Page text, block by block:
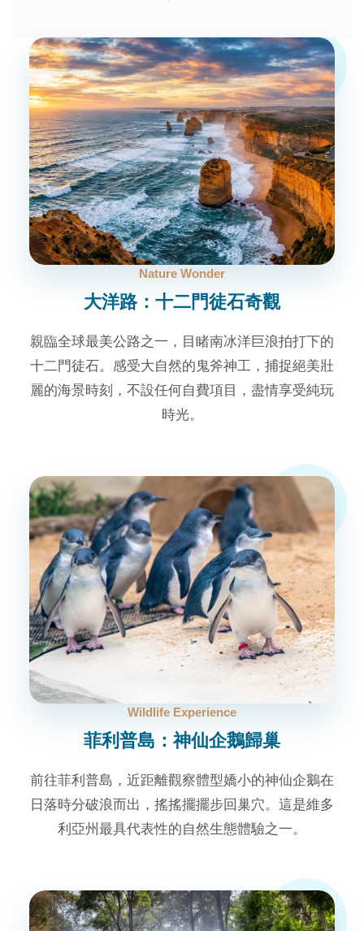
Nature Wonder
大洋路：十二門徒石奇觀
親臨全球最美公路之一，目睹南冰洋巨浪拍打下的
十二門徒石。感受大自然的鬼斧神工，捕捉絕美壯
麗的海景時刻，不設任何自費項目，盡情享受純玩
時光。
Wildlife Experience
菲利普島：神仙企鵝歸巢
前往菲利普島，近距離觀察體型嬌小的神仙企鵝在
日落時分破浪而出，搖搖擺擺步回巢穴。這是維多
利亞州最具代表性的自然生態體驗之一。